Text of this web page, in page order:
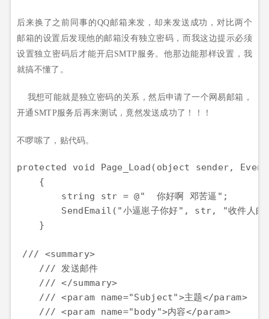
后来换了之前同事的QQ邮箱来发，却来发送成功，对比两个
邮箱的设置后发现他的邮箱没有独立密码，而我这边提示必须
设置独立密码后才能开启SMTP服务。他那边能那样设置，我
就搞不懂了。
我想可能就是独立密码的关系，然后申请了一个网易邮箱，
开通SMTP服务后再来测试，竟然发送成功了！！！
不啰嗦了，贴代码。
protected void Page_Load(object sender,
    {
        string str = @"  你好啊 邓苦逼";
SendEmail("小逼崽子你好", str, "收件人邮
    }
/// <summary>
    /// 发送邮件
    /// </summary>
    /// <param name="Subject">主题</param>
    /// <param name="body">内容</param>